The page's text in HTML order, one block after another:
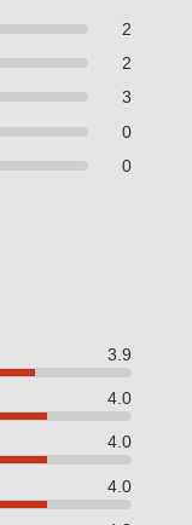
2
2
3
0
0
3.9
4.0
4.0
4.0